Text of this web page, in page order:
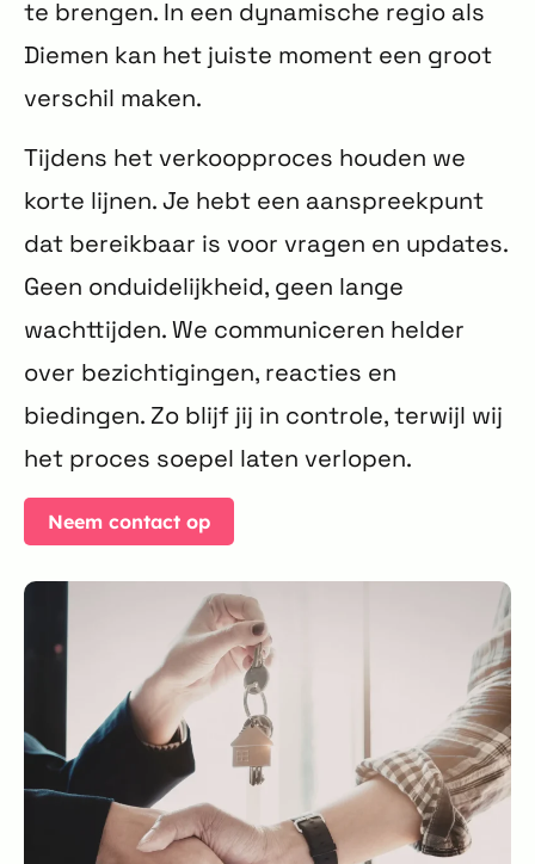
te brengen. In een dynamische regio als
Diemen kan het juiste moment een groot
verschil maken.
Tijdens het verkoopproces houden we
korte lijnen. Je hebt een aanspreekpunt
dat bereikbaar is voor vragen en updates.
Geen onduidelijkheid, geen lange
wachttijden. We communiceren helder
over bezichtigingen, reacties en
biedingen. Zo blijf jij in controle, terwijl wij
het proces soepel laten verlopen.
Neem contact op